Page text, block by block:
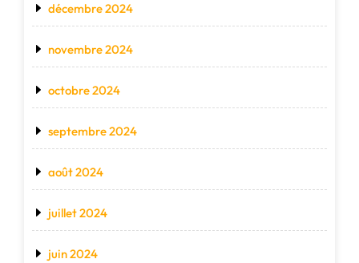
décembre 2024
novembre 2024
octobre 2024
septembre 2024
août 2024
juillet 2024
juin 2024